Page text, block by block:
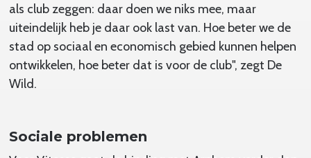
als club zeggen: daar doen we niks mee, maar
uiteindelijk heb je daar ook last van. Hoe beter we de
stad op sociaal en economisch gebied kunnen helpen
ontwikkelen, hoe beter dat is voor de club", zegt De
Wild.
Sociale problemen